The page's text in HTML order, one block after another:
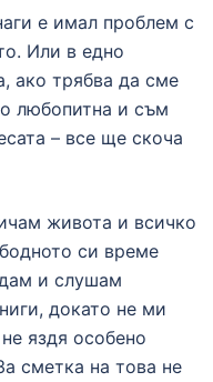
е имал проблем с
Или в едно
ако трябва да сме
любопитна и съм
– все ще скоча
живота и всичко
си време
и слушам
докато не ми
яздя особено
сметка на това не